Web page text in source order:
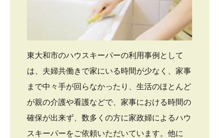
東大和市のハウスキーパーの利用事例として
は、夫婦共働きで家にいる時間が少なく、家事
まで中々手が回らなかったり、生活のほとんど
が親の介護や看護などで、家事における時間の
確保が出来ず、数多くの方に家政婦によるハウ
スキーパーをご依頼いただいています。他に